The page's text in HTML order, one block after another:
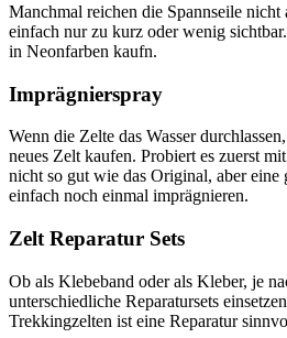
Manchmal reichen die Spannseile
einfach nur zu kurz oder wenig
in Neonfarben kaufn.
Imprägnierspray
Wenn die Zelte das Wasser
neues Zelt kaufen. Probiert es zuerst
nicht so gut wie das Original, aber eine
einfach noch einmal imprägnieren.
Zelt Reparatur Sets
Ob als Klebeband oder als Kleber, je
unterschiedliche Reparatursets
Trekkingzelten ist eine Reparatur